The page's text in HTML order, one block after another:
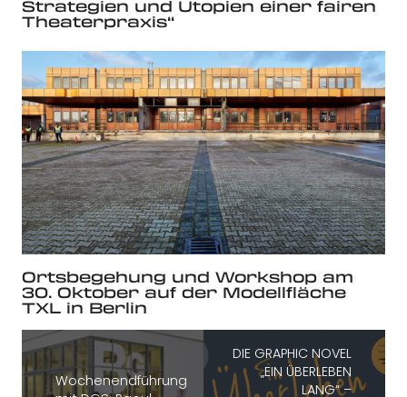
Strategien und Utopien einer fairen
Theaterpraxis“
Ortsbegehung und Workshop am
30. Oktober auf der Modellfläche
TXL in Berlin
Wochenendführung
DIE GRAPHIC NOVEL
„EIN ÜBERLEBEN
LANG“ –